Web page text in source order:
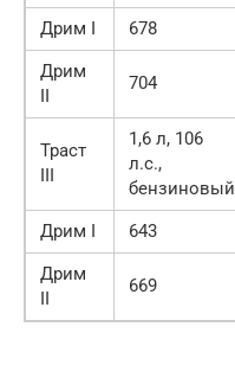
Дрим I
678
Дрим
II
704
Траст
III
1,6 л, 106
л.с.,
бензиновый
Дрим I
643
Дрим
II
669